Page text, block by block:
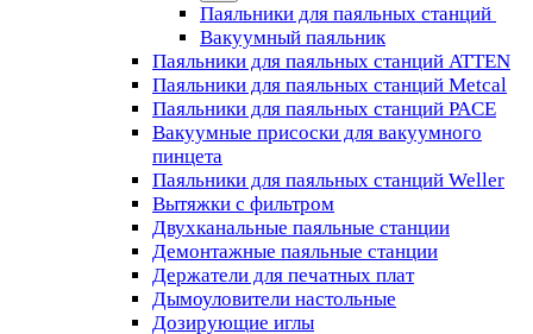
Паяльники для паяльных станций
Вакуумный паяльник
Паяльники для паяльных станций ATTEN
Паяльники для паяльных станций Metcal
Паяльники для паяльных станций PACE
Вакуумные присоски для вакуумного
пинцета
Паяльники для паяльных станций Weller
Вытяжки с фильтром
Двухканальные паяльные станции
Демонтажные паяльные станции
Держатели для печатных плат
Дымоуловители настольные
Дозирующие иглы